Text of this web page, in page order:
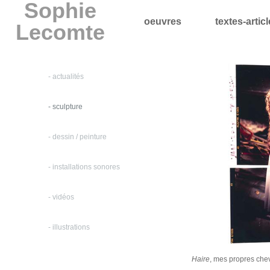
Sophie
Lecomte
oeuvres textes-
- actualités
- sculpture
- dessin / peinture
- installations sonores
- vidéos
- illustrations
Haire, mes propres